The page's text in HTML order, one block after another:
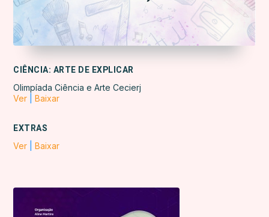
CIÊNCIA: ARTE DE EXPLICAR
Olimpíada Ciência e Arte Cecierj
Ver
Baixar
EXTRAS
Ver Baixar